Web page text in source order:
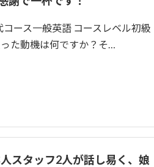
ース一般英語 コースレベル初級
た動機は何ですか？そ…
スタッフ2人が話し易く、娘